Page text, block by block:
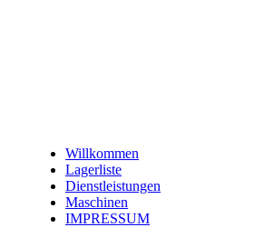
Willkommen
Lagerliste
Dienstleistungen
Maschinen
IMPRESSUM